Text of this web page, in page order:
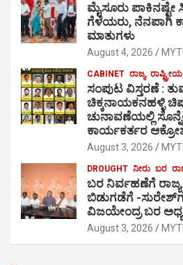
ಮೈಸೂರು
ಗೆಳೆಯರು, ನೆನಪಾಗಿ
ಮಾತುಗಳು
August 4, 2026
CABINET ರಾಜ್ಯ ರಾಷ್ಟ್ರೀಯ
ಸಂಪುಟ ವಿಸ್ತರಣೆ :
ಚಿಕ್ಕನಾಯಕನಹಳ್ಳಿ
ಚುನಾವಣೆಯಲ್ಲಿ
ಕಾರ್ಯಕರ್ತರ
August 3, 2026
DROUGHT ನೀರು ಬರ
ಬರ ನಿರ್ವಹಣೆಗೆ
ಬಿಡುಗಡೆಗೆ -
ವಿಜಯೇಂದ್ರ ಬರ
August 3, 2026